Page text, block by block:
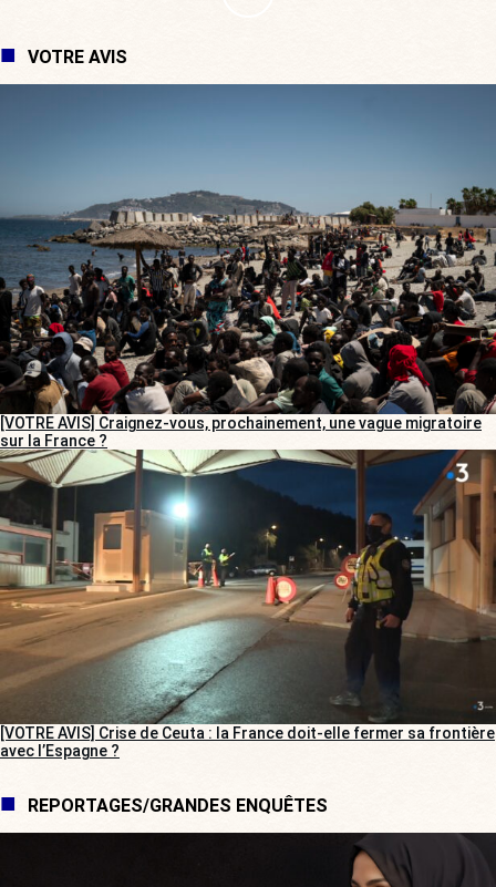
VOTRE AVIS
[VOTRE AVIS] Craignez-vous, prochainement, une vague migratoire
sur la France ?
[VOTRE AVIS] Crise de Ceuta : la France doit-elle fermer sa frontière
avec l’Espagne ?
REPORTAGES/GRANDES ENQUÊTES